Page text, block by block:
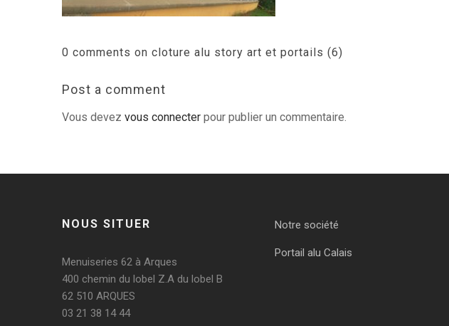
0 comments on cloture alu story art et portails (6)
Post a comment
Vous devezvous connecter pour publier un commentaire.
NOUS SITUER
Menuiseries 62 à Arques
400 chemin du lobel Z.A du lobel B
62 510 ARQUES
03 21 38 14 44
Notre société
Portail alu Calais